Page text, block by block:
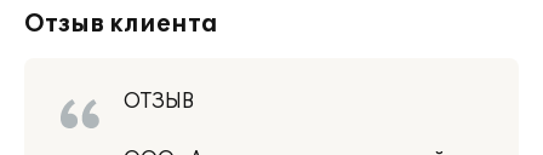
Отзыв клиента
ОТЗЫВ